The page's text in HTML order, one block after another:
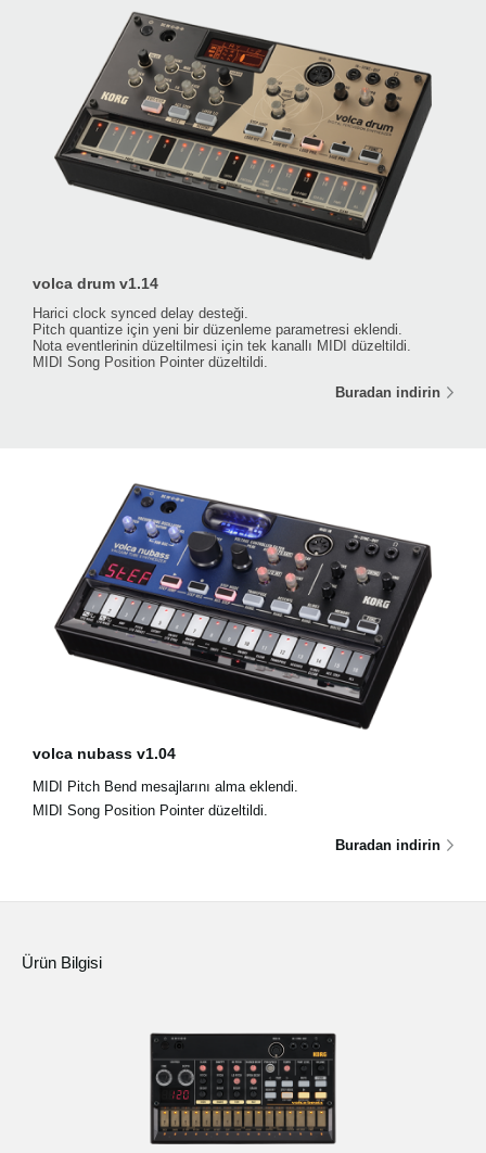
volca drum v1.14
Harici clock synced delay desteği.
Pitch quantize için yeni bir düzenleme parametresi eklendi.
Nota eventlerinin düzeltilmesi için tek kanallı MIDI düzeltildi.
MIDI Song Position Pointer düzeltildi.
Buradan indirin
volca nubass v1.04
MIDI Pitch Bend mesajlarını alma eklendi.
MIDI Song Position Pointer düzeltildi.
Buradan indirin
Ürün Bilgisi